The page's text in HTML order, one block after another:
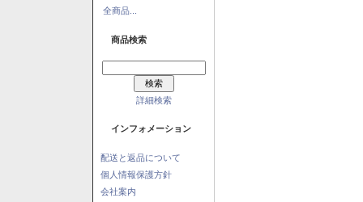
全商品...
商品検索
詳細検索
インフォメーション
配送と返品について
個人情報保護方針
会社案内